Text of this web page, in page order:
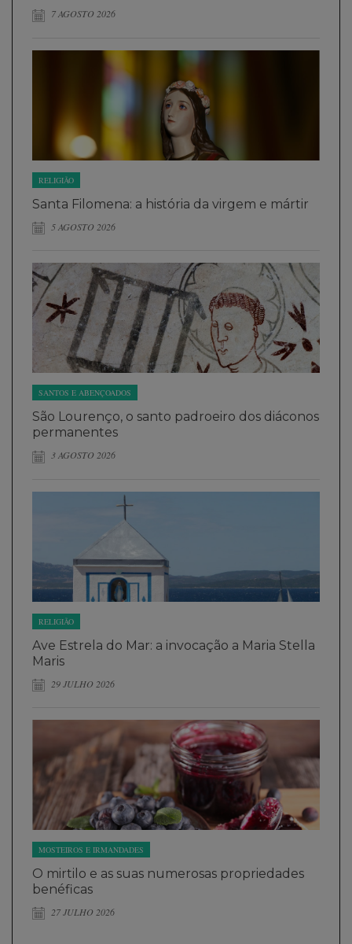
7 AGOSTO 2026
RELIGIÃO
Santa Filomena: a história da virgem e mártir
5 AGOSTO 2026
SANTOS E ABENÇOADOS
São Lourenço, o santo padroeiro dos diáconos
permanentes
3 AGOSTO 2026
RELIGIÃO
Ave Estrela do Mar: a invocação a Maria Stella
Maris
29 JULHO 2026
MOSTEIROS E IRMANDADES
O mirtilo e as suas numerosas propriedades
benéficas
27 JULHO 2026